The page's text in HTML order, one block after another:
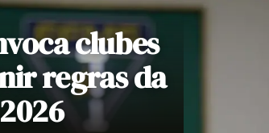
Diário do Brejo
clubes
regras da